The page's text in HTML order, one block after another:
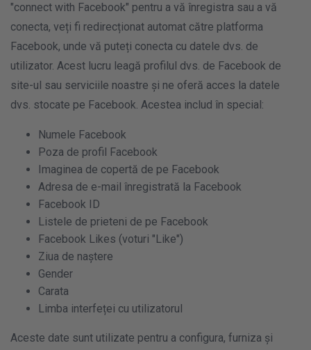
"connect with Facebook" pentru a vă înregistra sau a vă
conecta, veți fi redirecționat automat către platforma
Facebook, unde vă puteți conecta cu datele dvs. de
utilizator. Acest lucru leagă profilul dvs. de Facebook de
site-ul sau serviciile noastre și ne oferă acces la datele
dvs. stocate pe Facebook. Acestea includ în special:
Numele Facebook
Poza de profil Facebook
Imaginea de copertă de pe Facebook
Adresa de e-mail înregistrată la Facebook
Facebook ID
Listele de prieteni de pe Facebook
Facebook Likes (voturi "Like")
Ziua de naștere
Gender
Carata
Limba interfeței cu utilizatorul
Aceste date sunt utilizate pentru a configura, furniza și